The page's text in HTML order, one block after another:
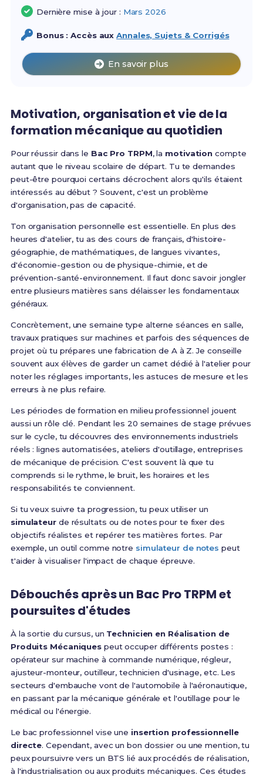
Dernière mise à jour : Mars 2026
Bonus : Accès auxAnnales, Sujets & Corrigés
En savoir plus
Motivation, organisation et vie de la
formation mécanique au quotidien
Pour réussir dans le Bac Pro TRPM, la motivation compte
autant que le niveau scolaire de départ. Tu te demandes
peut-être pourquoi certains décrochent alors qu'ils étaient
intéressés au début ? Souvent, c'est un problème
d'organisation, pas de capacité.
Ton organisation personnelle est essentielle. En plus des
heures d'atelier, tu as des cours de français, d'histoire-
géographie, de mathématiques, de langues vivantes,
d'économie-gestion ou de physique-chimie, et de
prévention-santé-environnement. Il faut donc savoir jongler
entre plusieurs matières sans délaisser les fondamentaux
généraux.
Concrètement, une semaine type alterne séances en salle,
travaux pratiques sur machines et parfois des séquences de
projet où tu prépares une fabrication de A à Z. Je conseille
souvent aux élèves de garder un carnet dédié à l'atelier pour
noter les réglages importants, les astuces de mesure et les
erreurs à ne plus refaire.
Les périodes de formation en milieu professionnel jouent
aussi un rôle clé. Pendant les 20 semaines de stage prévues
sur le cycle, tu découvres des environnements industriels
réels : lignes automatisées, ateliers d'outillage, entreprises
de mécanique de précision. C'est souvent là que tu
comprends si le rythme, le bruit, les horaires et les
responsabilités te conviennent.
Si tu veux suivre ta progression, tu peux utiliser un
simulateurde résultats ou de notes pour te fixer des
objectifs réalistes et repérer tes matières fortes. Par
exemple, un outil comme notre simulateur de notes peut
t'aider à visualiser l'impact de chaque épreuve.
Débouchés après un Bac Pro TRPM et
poursuites d'études
À la sortie du cursus, un Technicien en Réalisation de
Produits Mécaniques peut occuper différents postes :
opérateur sur machine à commande numérique, régleur,
ajusteur-monteur, outilleur, technicien d'usinage, etc. Les
secteurs d'embauche vont de l'automobile à l'aéronautique,
en passant par la mécanique générale et l'outillage pour le
médical ou l'énergie.
Le bac professionnel vise une insertion professionnelle
directe. Cependant, avec un bon dossier ou une mention, tu
peux poursuivre vers un BTS lié aux procédés de réalisation,
à l'industrialisation ou aux produits mécaniques. Ces études